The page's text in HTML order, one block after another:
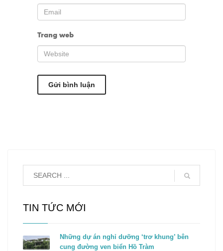
Trang web
TIN TỨC MỚI
Những dự án nghỉ dưỡng ‘trơ khung’ bên
cung đường ven biển Hồ Tràm